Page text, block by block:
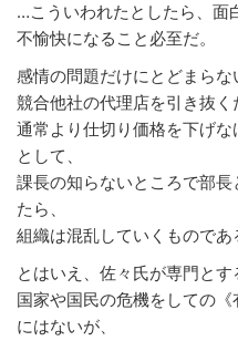
…こういわれたとしたら、面
不愉快になること必至だ。
感情の問題だけにとどまらな
競合他社の代理店を引き抜く
通常より仕切り価格を下げ
として、
課長の知らないところで部
たら、
組織は混乱していくものであ
とはいえ、佐々氏が専門と
国家や国民の危機をしての
にはないが、